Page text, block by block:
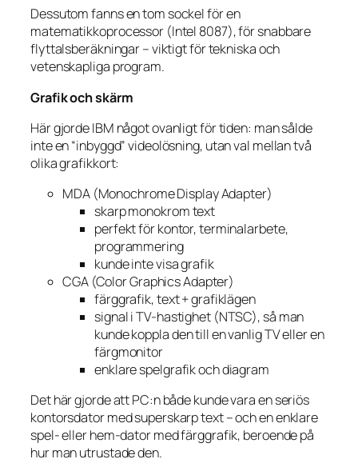
Dessutom fanns en tom sockel för en
matematikkop­rocessor (Intel 8087), för snabbare
flyttalsberäkningar – viktigt för tekniska och
vetenskapliga program.
Grafik och skärm
Här gjorde IBM något ovanligt för tiden: man sålde
inte en “inbyggd” videolösning, utan val mellan två
olika grafikkort:
MDA (Monochrome Display Adapter)
skarp monokrom text
perfekt för kontor, terminalarbete,
programmering
kunde inte visa grafik
CGA (Color Graphics Adapter)
färggrafik, text + grafiklägen
signal i TV-hastighet (NTSC), så man
kunde koppla den till en vanlig TV eller en
färgmonitor
enklare spelgrafik och diagram
Det här gjorde att PC:n både kunde vara en seriös
kontorsdator med superskarp text – och en enklare
spel- eller hem-dator med färggrafik, beroende på
hur man utrustade den.